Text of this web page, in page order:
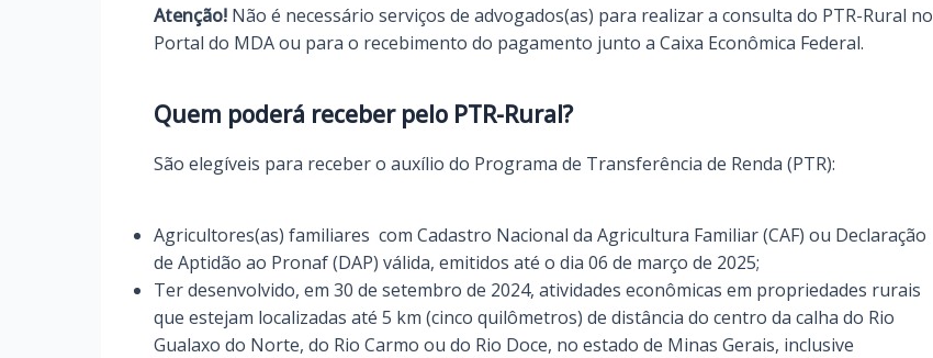
Atenção! Não é necessário serviços de advogados(as) para realizar a consulta do PTR-Rural no
Portal do MDA ou para o recebimento do pagamento junto a Caixa Econômica Federal.
Quem poderá receber pelo PTR-Rural?
São elegíveis para receber o auxílio do Programa de Transferência de Renda (PTR):
Agricultores(as) familiares com Cadastro Nacional da Agricultura Familiar (CAF) ou Declaração
de Aptidão ao Pronaf (DAP) válida, emitidos até o dia 06 de março de 2025;
Ter desenvolvido, em 30 de setembro de 2024, atividades econômicas em propriedades rurais
que estejam localizadas até 5 km (cinco quilômetros) de distância do centro da calha do Rio
Gualaxo do Norte, do Rio Carmo ou do Rio Doce, no estado de Minas Gerais, inclusive